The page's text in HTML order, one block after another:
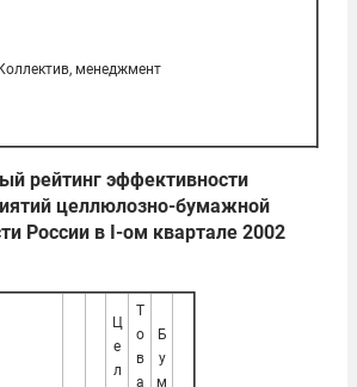
Коллектив, менеджмент
рейтинг эффективности
целлюлозно-бумажной
России в I-ом квартале 2002
Ц
е
л
Т
о
в
а
Б
у
м